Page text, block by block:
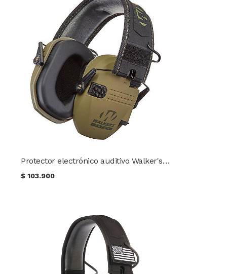
Protector electrónico auditivo Walker's Razor Slim Coyote
$103.900